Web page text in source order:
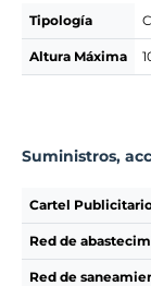
Tipología
Altura Máxima
Suministros,
Cartel
Red de
Red de